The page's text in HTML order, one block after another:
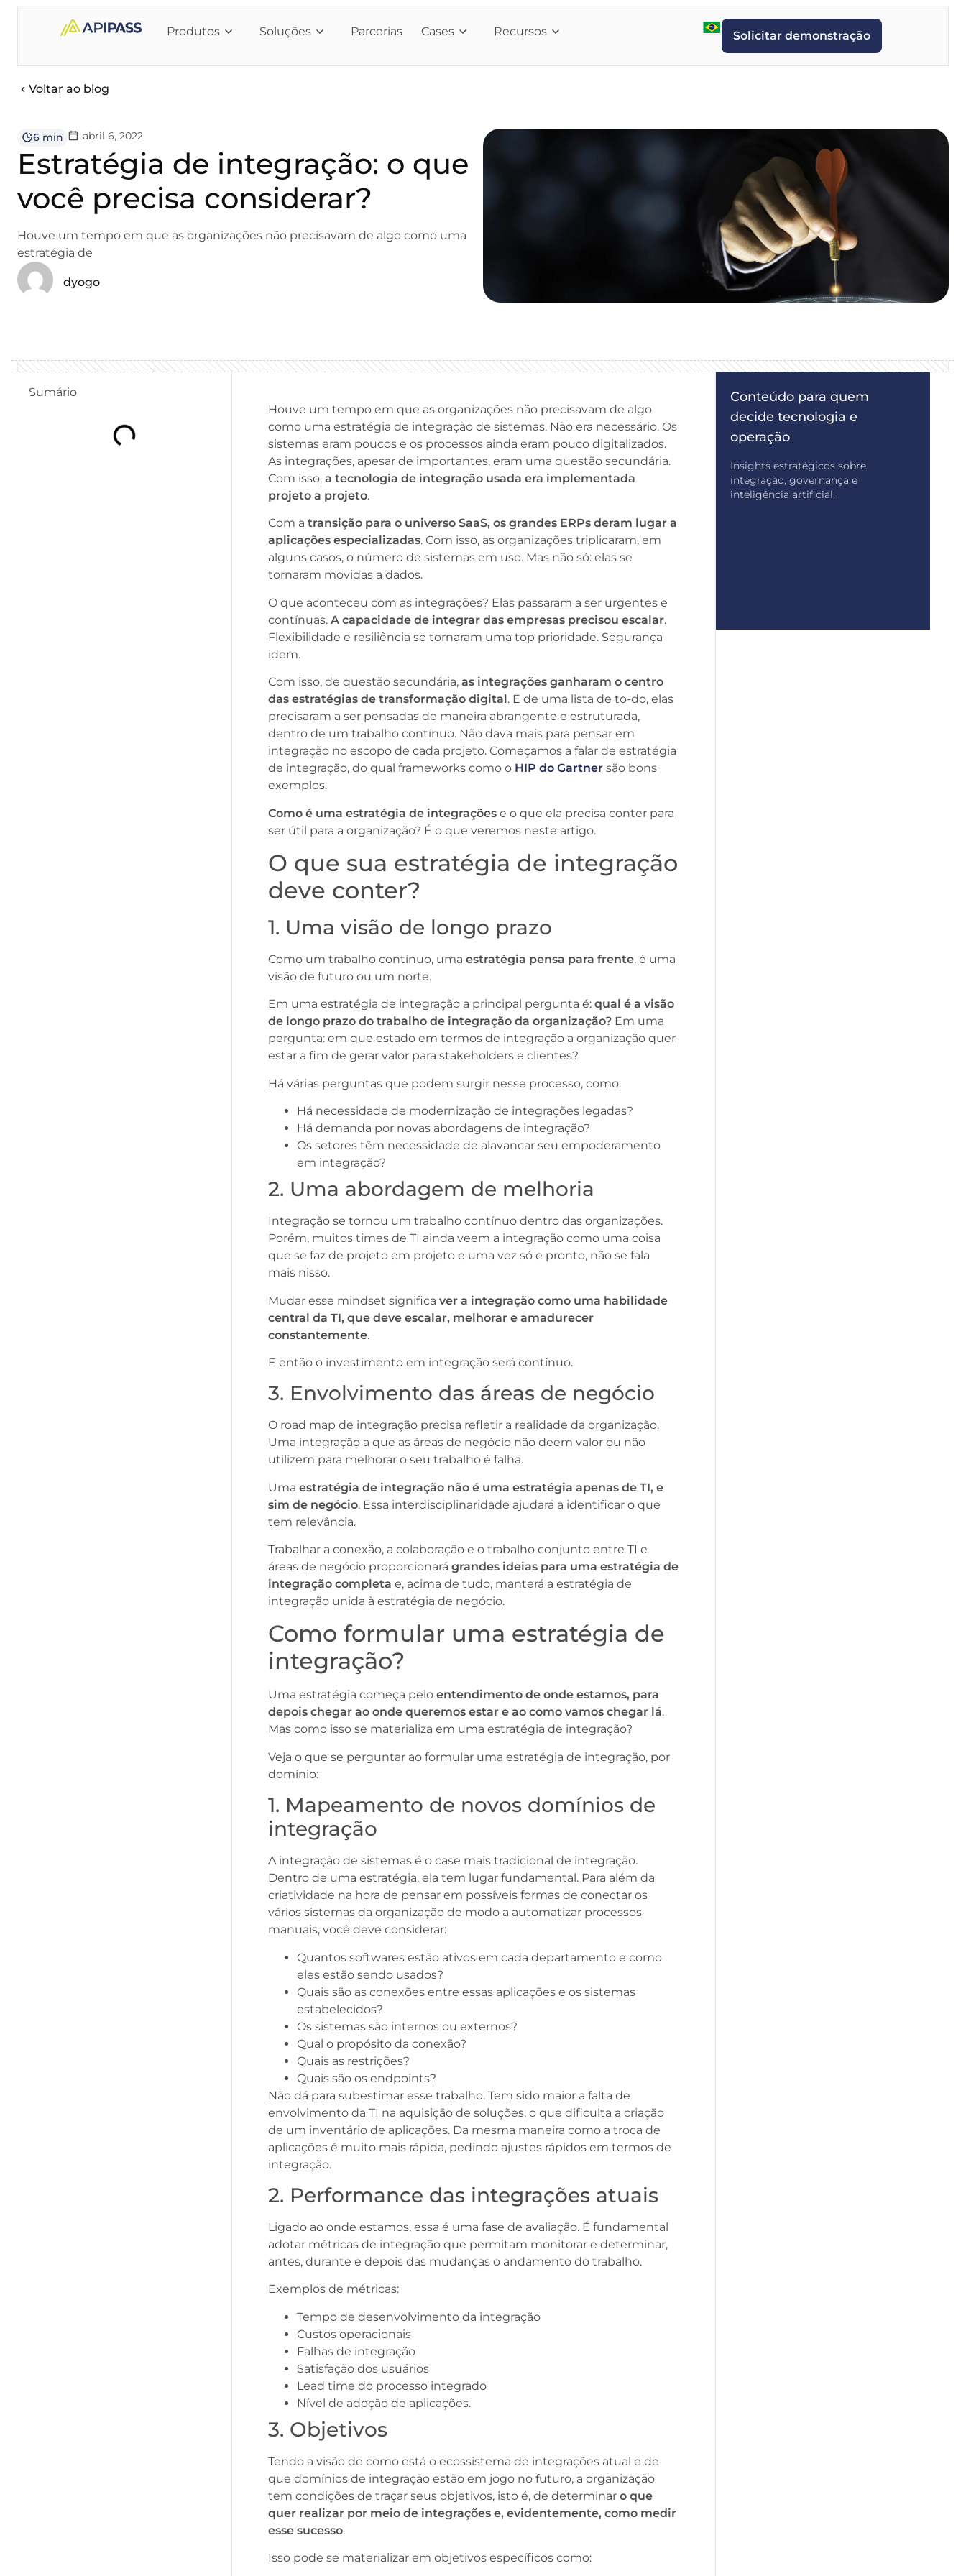
Produtos Soluções Parcerias Cases Recursos Solicitar demonstração
Voltar ao blog
6 min abril 6, 2022
Estratégia de integração: o que
você precisa considerar?
Houve um tempo em que as organizações não precisavam de algo como uma
estratégia de
dyogo
Sumário
Houve um tempo em que as organizações não precisavam de algo
como uma estratégia de integração de sistemas. Não era necessário. Os
sistemas eram poucos e os processos ainda eram pouco digitalizados.
As integrações, apesar de importantes, eram uma questão secundária.
Com isso,a tecnologia de integração usada era implementada
projeto a projeto.
Com atransição para o universo SaaS, os grandes ERPs deram lugar a
aplicações especializadas. Com isso, as organizações triplicaram, em
alguns casos, o número de sistemas em uso. Mas não só: elas se
tornaram movidas a dados.
O que aconteceu com as integrações? Elas passaram a ser urgentes e
contínuas.A capacidade de integrar das empresas precisou escalar.
Flexibilidade e resiliência se tornaram uma top prioridade. Segurança
idem.
Com isso, de questão secundária,as integrações ganharam o centro
das estratégias de transformação digital . E de uma lista de to-do, elas
precisaram a ser pensadas de maneira abrangente e estruturada,
dentro de um trabalho contínuo. Não dava mais para pensar em
integração no escopo de cada projeto. Começamos a falar de estratégia
de integração, do qual frameworks como o HIP do Gartner são bons
exemplos.
Como é uma estratégia de integraçõese o que ela precisa conter para
ser útil para a organização? É o que veremos neste artigo.
O que sua estratégia de integração
deve conter?
1. Uma visão de longo prazo
Como um trabalho contínuo, umaestratégia pensa para frente, é uma
visão de futuro ou um norte.
Em uma estratégia de integração a principal pergunta é:qual é a visão
de longo prazo do trabalho de integração da organização? Em uma
pergunta: em que estado em termos de integração a organização quer
estar a fim de gerar valor para stakeholders e clientes?
Há várias perguntas que podem surgir nesse processo, como:
Há necessidade de modernização de integrações legadas?
Há demanda por novas abordagens de integração?
Os setores têm necessidade de alavancar seu empoderamento
em integração?
2. Uma abordagem de melhoria
Integração se tornou um trabalho contínuo dentro das organizações.
Porém, muitos times de TI ainda veem a integração como uma coisa
que se faz de projeto em projeto e uma vez só e pronto, não se fala
mais nisso.
Mudar esse mindset significaver a integração como uma habilidade
central da TI, que deve escalar, melhorar e amadurecer
constantemente.
E então o investimento em integração será contínuo.
3. Envolvimento das áreas de negócio
O road map de integração precisa refletir a realidade da organização.
Uma integração a que as áreas de negócio não deem valor ou não
utilizem para melhorar o seu trabalho é falha.
Umaestratégia de integração não é uma estratégia apenas de TI, e
sim de negócio. Essa interdisciplinaridade ajudará a identificar o que
tem relevância.
Trabalhar a conexão, a colaboração e o trabalho conjunto entre TI e
áreas de negócio proporcionarágrandes ideias para uma estratégia de
integração completa e, acima de tudo, manterá a estratégia de
integração unida à estratégia de negócio.
Como formular uma estratégia de
integração?
Uma estratégia começa peloentendimento de onde estamos, para
depois chegar ao onde queremos estar e ao como vamos chegar lá.
Mas como isso se materializa em uma estratégia de integração?
Veja o que se perguntar ao formular uma estratégia de integração, por
domínio:
1. Mapeamento de novos domínios de
integração
A integração de sistemas é o case mais tradicional de integração.
Dentro de uma estratégia, ela tem lugar fundamental. Para além da
criatividade na hora de pensar em possíveis formas de conectar os
vários sistemas da organização de modo a automatizar processos
manuais, você deve considerar:
Quantos softwares estão ativos em cada departamento e como
eles estão sendo usados?
Quais são as conexões entre essas aplicações e os sistemas
estabelecidos?
Os sistemas são internos ou externos?
Qual o propósito da conexão?
Quais as restrições?
Quais são os endpoints?
Não dá para subestimar esse trabalho. Tem sido maior a falta de
envolvimento da TI na aquisição de soluções, o que dificulta a criação
de um inventário de aplicações. Da mesma maneira como a troca de
aplicações é muito mais rápida, pedindo ajustes rápidos em termos de
integração.
2. Performance das integrações atuais
Ligado ao onde estamos, essa é uma fase de avaliação. É fundamental
adotar métricas de integração que permitam monitorar e determinar,
antes, durante e depois das mudanças o andamento do trabalho.
Exemplos de métricas:
Tempo de desenvolvimento da integração
Custos operacionais
Falhas de integração
Satisfação dos usuários
Lead time do processo integrado
Nível de adoção de aplicações.
3. Objetivos
Tendo a visão de como está o ecossistema de integrações atual e de
que domínios de integração estão em jogo no futuro, a organização
tem condições de traçar seus objetivos, isto é, de determinaro que
quer realizar por meio de integrações e, evidentemente, como medir
esse sucesso.
Isso pode se materializar em objetivos específicos como:
Conteúdo para quem
decide tecnologia e
operação
Insights estratégicos sobre
integração, governança e
inteligência artificial.